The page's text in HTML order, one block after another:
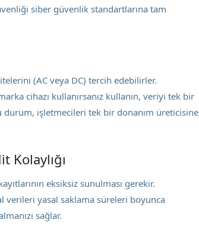
siber güvenlik standartlarına tam
(AC veya DC) tercih edebilirler.
cihazı kullanırsanız kullanın, veriyi tek bir
işletmecileri tek bir donanım üreticisine
Kolaylığı
eksiksiz sunulması gerekir.
verileri yasal saklama süreleri boyunca
sağlar.